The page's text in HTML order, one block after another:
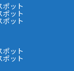
ポット
ポット
ポット
ポット
ポット